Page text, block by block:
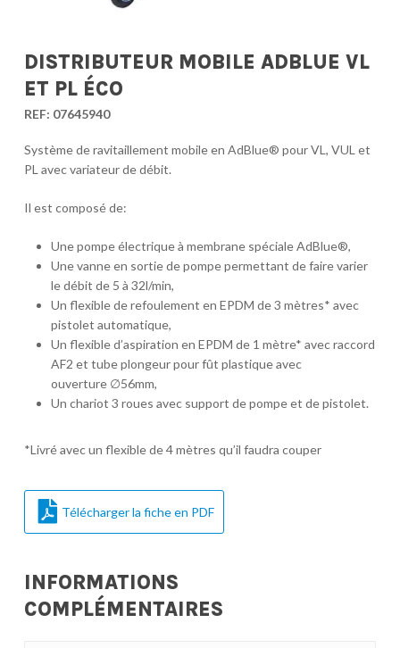
DISTRIBUTEUR MOBILE ADBLUE VL
ET PL ÉCO
REF: 07645940
Système de ravitaillement mobile en AdBlue® pour VL, VUL et
PL avec variateur de débit.
Il est composé de:
Une pompe électrique à membrane spéciale AdBlue®,
Une vanne en sortie de pompe permettant de faire varier
le débit de 5 à 32l/min,
Un flexible de refoulement en EPDM de 3 mètres* avec
pistolet automatique,
Un flexible d’aspiration en EPDM de 1 mètre* avec raccord
AF2 et tube plongeur pour fût plastique avec
ouverture ∅56mm,
Un chariot 3 roues avec support de pompe et de pistolet.
*Livré avec un flexible de 4 mètres qu’il faudra couper
Télécharger la fiche en PDF
INFORMATIONS
COMPLÉMENTAIRES